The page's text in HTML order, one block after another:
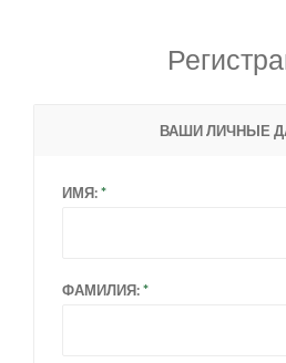
ВАШИ ЛИЧНЫЕ
ИМЯ:
ФАМИЛИЯ: